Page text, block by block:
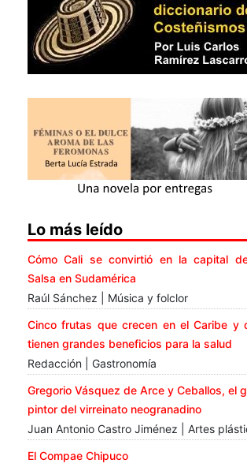
Lo más leído
Cómo Cali se convirtió en la capital
Salsa en Sudamérica
Raúl Sánchez | Música y folclor
Cinco frutas que crecen en el Caribe y
tienen grandes beneficios para la salud
Redacción | Gastronomía
Gregorio Vásquez de Arce y Ceballos, el
pintor del virreinato neogranadino
Juan Antonio Castro Jiménez | Artes
El Compae Chipuco